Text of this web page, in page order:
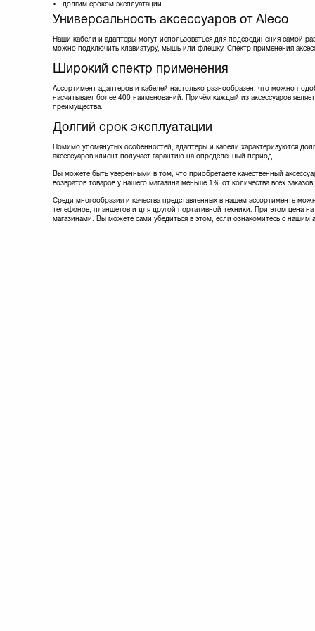
Lapara(5)
Manhattan(9)
Maxxter
Maxxtro(3)
Nomi (20)
Noname (1)
Optima (1)
Ozaki
PATRON (13)
PowerPlant
(35)
REAL-EL(9)
Samsung(3)
Sven(8)
долгим сроком эксплуатации.
Универсальность аксессуаров от Aleco
Наши кабели и адаптеры могут использоваться для подсоединения самой
можно подключить клавиатуру, мышь или флешку. Спектр применения
Широкий спектр применения
Ассортимент адаптеров и кабелей настолько разнообразен, что можно
насчитывает более 400 наименований. Причём каждый из аксессуаров
преимущества.
Долгий срок эксплуатации
Помимо упомянутых особенностей, адаптеры и кабели характеризуются
аксессуаров клиент получает гарантию на определенный период.
Вы можете быть уверенными в том, что приобретаете качественный
возвратов товаров у нашего магазина меньше 1% от количества всех заказов.
Среди многообразия и качества представленных в нашем ассортименте
телефонов, планшетов и для другой портативной техники. При этом цена
магазинами. Вы можете сами убедиться в этом, если ознакомитесь с нашим